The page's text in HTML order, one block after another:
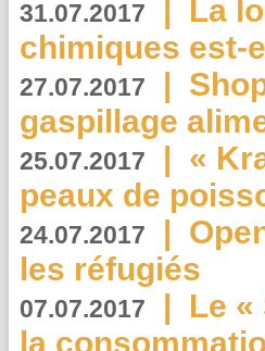
31.07.2017 | La
chimiques est-
27.07.2017 |
gaspillage
25.07.2017 | «
peaux de
24.07.2017 |
les réfugiés
07.07.2017 | Le
la